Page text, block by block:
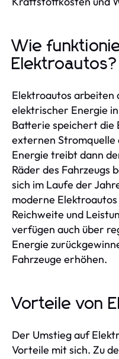
Wie
Elektroautos?
Elektroautos arbeiten
elektrischer Energie
Batterie speichert die
externen Stromquelle
Energie treibt dann
Räder des Fahrzeugs
sich im Laufe der
moderne
Reichweite und
verfügen auch über
Energie
Fahrzeuge erhöhen.
Vorteile von
Der Umstieg auf
Vorteile mit sich. Zu